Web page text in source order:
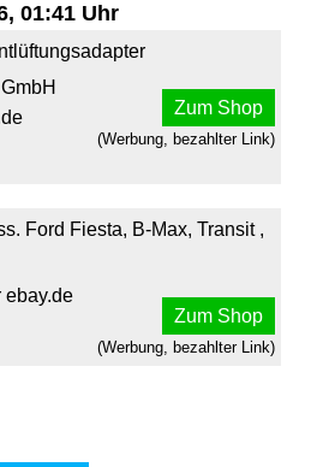
01:41 Uhr
Zum Shop
(Werbung, bezahlter Link)
Ford Fiesta, B-Max, Transit ,
ebay.de
Zum Shop
(Werbung, bezahlter Link)